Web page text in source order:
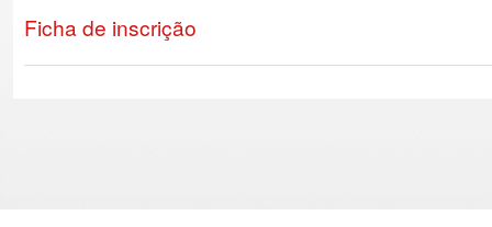
Ficha de inscrição